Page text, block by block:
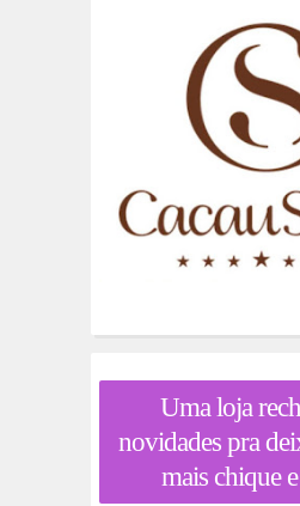
Uma loja
novidades pra
mais chique